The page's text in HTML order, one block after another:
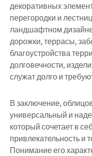
декоративных
перегородки и
ландшафтном
дорожки, террасы,
благоустройства
долговечности,
служат долго и
В заключение,
универсальный и
который сочетает в
привлекательность и
Понимание его